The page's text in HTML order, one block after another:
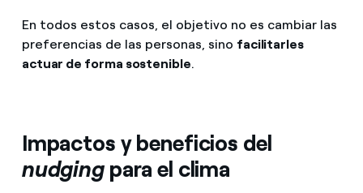
En todos estos casos, el objetivo no es cambiar las
preferencias de las personas, sino facilitarles
actuar de forma sostenible.
Impactos y beneficios del
nudgingpara el clima